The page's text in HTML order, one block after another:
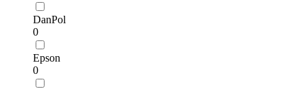
DanPol
0
Epson
0